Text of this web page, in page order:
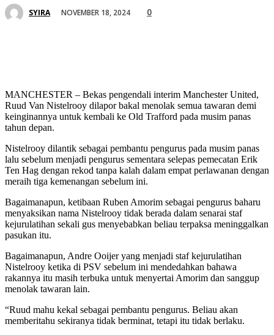
SYIRA NOVEMBER 18, 2024 0
MANCHESTER – Bekas pengendali interim Manchester United,
Ruud Van Nistelrooy dilapor bakal menolak semua tawaran demi
keinginannya untuk kembali ke Old Trafford pada musim panas
tahun depan.
Nistelrooy dilantik sebagai pembantu pengurus pada musim panas
lalu sebelum menjadi pengurus sementara selepas pemecatan Erik
Ten Hag dengan rekod tanpa kalah dalam empat perlawanan dengan
meraih tiga kemenangan sebelum ini.
Bagaimanapun, ketibaan Ruben Amorim sebagai pengurus baharu
menyaksikan nama Nistelrooy tidak berada dalam senarai staf
kejurulatihan sekali gus menyebabkan beliau terpaksa meninggalkan
pasukan itu.
Bagaimanapun, Andre Ooijer yang menjadi staf kejurulatihan
Nistelrooy ketika di PSV sebelum ini mendedahkan bahawa
rakannya itu masih terbuka untuk menyertai Amorim dan sanggup
menolak tawaran lain.
“Ruud mahu kekal sebagai pembantu pengurus. Beliau akan
memberitahu sekiranya tidak berminat, tetapi itu tidak berlaku.